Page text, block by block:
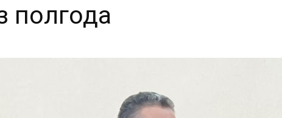
полгода